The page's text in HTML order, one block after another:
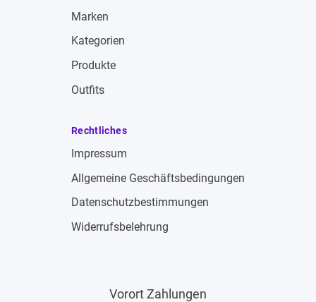
Marken
Kategorien
Produkte
Outfits
Rechtliches
Impressum
Allgemeine Geschäftsbedingungen
Datenschutzbestimmungen
Widerrufsbelehrung
Vorort Zahlungen